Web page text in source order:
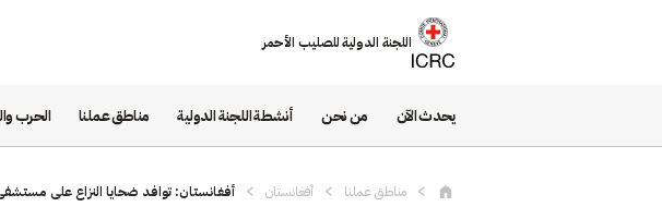
اللجنة الدولية للصليب الأحمر
يحدث الآن من نحن أنشطة اللجنة الدولية مناطق عملنا الحرب
مناطق عملنا أفغانستان أفغانستان: توافد ضحايا النزاع على